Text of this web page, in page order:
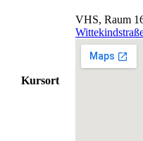
Kursort
VHS, Raum